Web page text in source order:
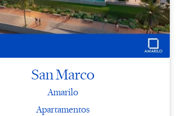
San Marco
Amarilo
Apartamentos